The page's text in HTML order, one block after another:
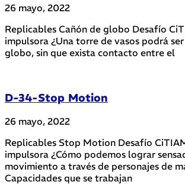
26 mayo, 2022
Replicables Cañón de globo Desafío
impulsora ¿Una torre de vasos podrá
globo, sin que exista contacto entre el
D-34-Stop Motion
26 mayo, 2022
Replicables Stop Motion Desafío
impulsora ¿Cómo podemos lograr
movimiento a través de personajes de
Capacidades que se trabajan